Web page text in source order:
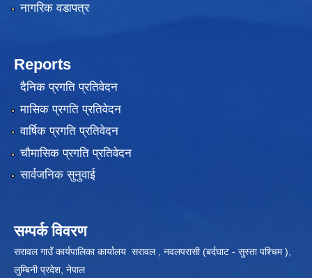
नागरिक वडापत्र
Reports
दैनिक प्रगति प्रतिवेदन
मासिक प्रगति प्रतिवेदन
वार्षिक प्रगति प्रतिवेदन
चौमासिक प्रगति प्रतिवेदन
सार्वजनिक सुनुवाई
सम्पर्क विवरण
सरावल गाउँ कार्यपालिका कार्यालय सरावल , नवलपरासी (बर्दघाट - सुस्ता पश्चिम ),
लुम्बिनी प्रदेश, नेपाल